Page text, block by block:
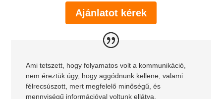
Ajánlatot kérek
Ami tetszett, hogy folyamatos volt a kommunikáció,
nem éreztük úgy, hogy aggódnunk kellene, valami
félrecsúszott, mert megfelelő minőségű, és
mennyiségű információval voltunk ellátva.